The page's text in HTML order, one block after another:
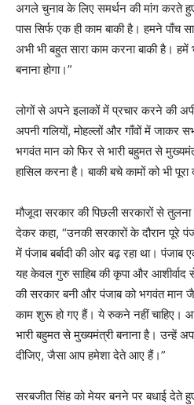
अगले चुनाव के लिए समर्थन की मांग करते
पास सिर्फ एक ही काम बाकी है। हमने पाँच
अभी भी बहुत सारा काम करना बाकी है।
बनाना होगा।”
लोगों से अपने इलाकों में प्रचार करने की
अपनी गलियों, मोहल्लों और गाँवों में जाकर
भगवंत मान को फिर से भारी बहुमत से
हासिल करना है। बाकी बचे कामों को भी पूरा
मौजूदा सरकार की पिछली सरकारों से
देकर कहा, “उनकी सरकारों के दौरान पूरे
में पंजाब बर्बादी की ओर बढ़ रहा था।
यह केवल गुरु साहिब की कृपा और आशीर्वाद
की सरकार बनी और पंजाब को भगवंत मान
काम शुरू हो गए हैं। ये रुकने नहीं चाहिए।
भारी बहुमत से मुख्यमंत्री बनाना है। उन्हें
दीजिए, जैसा आप हमेशा देते आए हैं।”
सरबजीत सिंह को मेयर बनने पर बधाई देते